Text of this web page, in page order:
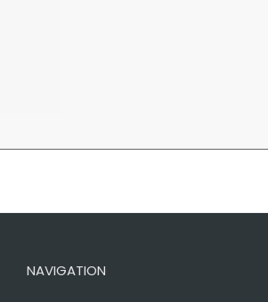
NAVIGATION